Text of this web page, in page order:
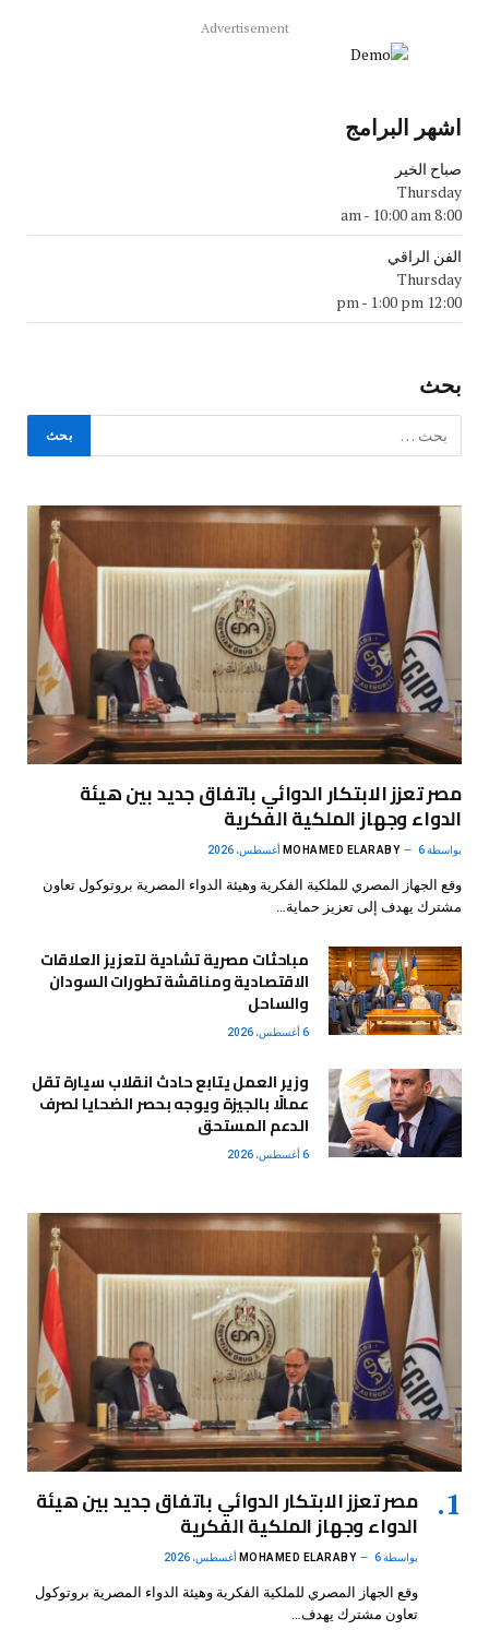
Advertisement
اشهر البرامج
صباح الخير
Thursday
8:00 am
- 10:00 am
الفن الراقي
Thursday
12:00 pm
- 1:00 pm
بحث
مصر تعزز الابتكار الدوائي باتفاق جديد بين هيئة
الدواء وجهاز الملكية الفكرية
بواسطة MOHAMED ELARABY 6 أغسطس، 2026
وقع الجهاز المصري للملكية الفكرية وهيئة الدواء المصرية بروتوكول تعاون
مشترك يهدف إلى تعزيز حماية…
مباحثات مصرية تشادية لتعزيز العلاقات
الاقتصادية ومناقشة تطورات السودان
والساحل
6 أغسطس، 2026
وزير العمل يتابع حادث انقلاب سيارة تقل
عمالًا بالجيزة ويوجه بحصر الضحايا لصرف
الدعم المستحق
6 أغسطس، 2026
مصر تعزز الابتكار الدوائي باتفاق جديد بين هيئة
الدواء وجهاز الملكية الفكرية
بواسطة MOHAMED ELARABY 6 أغسطس، 2026
وقع الجهاز المصري للملكية الفكرية وهيئة الدواء المصرية بروتوكول
تعاون مشترك يهدف…